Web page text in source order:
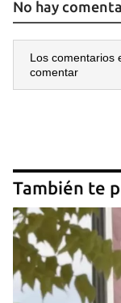
Guardar como
Para poder
No hay
Los comentarios
comentar
También te